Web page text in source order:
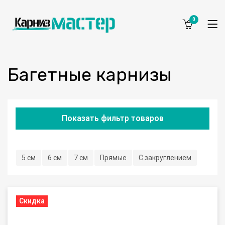
0
Багетные карнизы
Показать фильтр товаров
5 см 6 см 7 см Прямые С закруглением
Скидка